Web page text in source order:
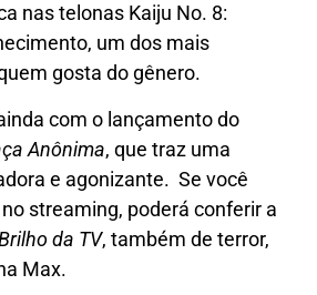
nas telonas Kaiju No. 8:
um dos mais
gosta do gênero.
com o lançamento do
Anônima, que traz uma
e agonizante. Se você
streaming, poderá conferir a
da TV, também de terror,
Max.